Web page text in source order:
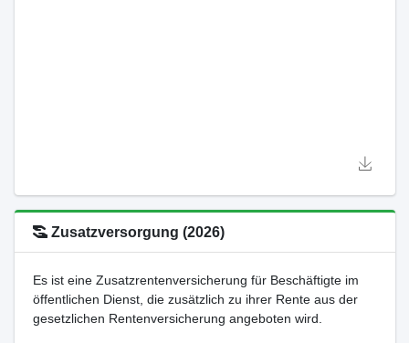
Zusatzversorgung (2026)
Es ist eine Zusatzrentenversicherung für Beschäftigte im
öffentlichen Dienst, die zusätzlich zu ihrer Rente aus der
gesetzlichen Rentenversicherung angeboten wird.